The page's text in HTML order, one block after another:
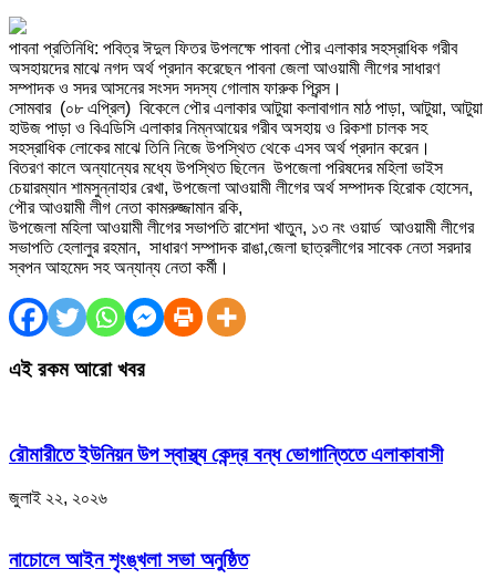
পাবনা প্রতিনিধি: পবিত্র ঈদুল ফিতর উপলক্ষে পাবনা পৌর এলাকার সহস্রাধিক গরীব
অসহায়দের মাঝে নগদ অর্থ প্রদান করেছেন পাবনা জেলা আওয়ামী লীগের সাধারণ
সম্পাদক ও সদর আসনের সংসদ সদস্য গোলাম ফারুক প্রিন্স।
সোমবার (০৮ এপ্রিল) বিকেলে পৌর এলাকার আটুয়া কলাবাগান মাঠ পাড়া, আটুয়া, আটুয়া
হাউজ পাড়া ও বিএডিসি এলাকার নিম্নআয়ের গরীব অসহায় ও রিকশা চালক সহ
সহস্রাধিক লোকের মাঝে তিনি নিজে উপস্থিত থেকে এসব অর্থ প্রদান করেন।
বিতরণ কালে অন্যান্যের মধ্যে উপস্থিত ছিলেন উপজেলা পরিষদের মহিলা ভাইস
চেয়ারম্যান শামসুন্নাহার রেখা, উপজেলা আওয়ামী লীগের অর্থ সম্পাদক হিরোক হোসেন,
পৌর আওয়ামী লীগ নেতা কামরুজ্জামান রকি,
উপজেলা মহিলা আওয়ামী লীগের সভাপতি রাশেদা খাতুন, ১৩ নং ওয়ার্ড আওয়ামী লীগের
সভাপতি হেলালুর রহমান, সাধারণ সম্পাদক রাঙা,জেলা ছাত্রলীগের সাবেক নেতা সরদার
স্বপন আহমেদ সহ অন্যান্য নেতা কর্মী।
এই রকম আরো খবর
রৌমারীতে ইউনিয়ন উপ স্বাস্থ্য কেন্দ্র বন্ধ ভোগান্তিতে এলাকাবাসী
জুলাই ২২, ২০২৬
নাচোলে আইন শৃংঙ্খলা সভা অনুষ্ঠিত